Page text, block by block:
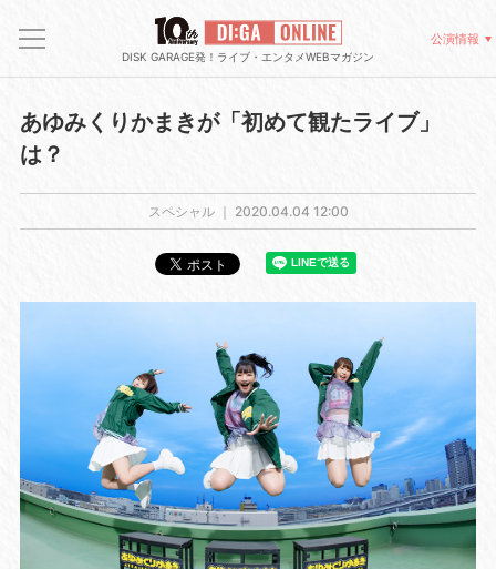
DISK GARAGE発！ライブ・エンタメWEBマガジン
公演情報
あゆみくりかまきが「初めて観たライブ」
は？
スペシャル ｜ 2020.04.04 12:00